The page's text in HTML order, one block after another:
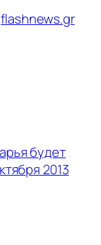
flashnews.gr
будет
2013